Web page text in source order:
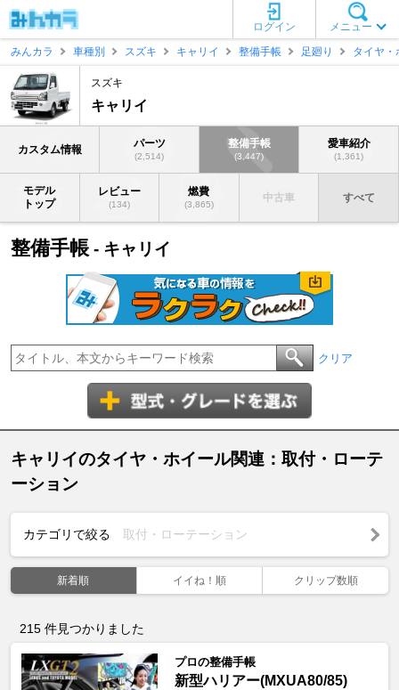
メニュー
ログイン
みんカラ
車種別 スズキ キャリイ 整備手帳 足廻り タイヤ・
スズキ
キャリイ
カスタム情報 パーツ
(2,514)
整備手帳
(3,447)
愛車紹介
(1,361)
モデル
トップ
レビュー
(134)
燃費
(3,865)
中古車 すべて
整備手帳 - キャリイ
クリア
キャリイのタイヤ・ホイール関連：取付・ローテ
ーション
カテゴリで絞る 取付・ローテーション
新着順 イイね！順 クリップ数順
215 件見つかりました
プロの整備手帳
新型ハリアー(MXUA80/85)